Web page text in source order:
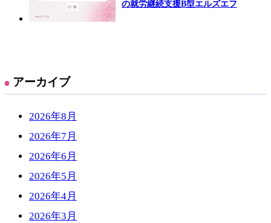
の就労継続支援B型エルズエフ
アーカイブ
2026年8月
2026年7月
2026年6月
2026年5月
2026年4月
2026年3月